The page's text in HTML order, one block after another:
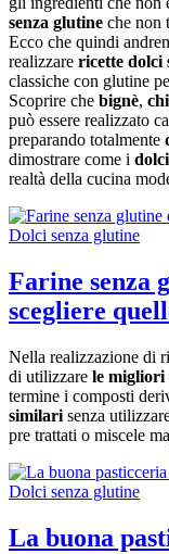
senza glutine che non
Ecco che quindi
realizzare ricette dolci
classiche con glutine
Scoprire che bignè,
può essere realizzato
preparando totalmente
dimostrare come i
realtà della cucina
Dolci senza glutine
Farine senza
scegliere
Nella realizzazione di
di utilizzare le migliori
termine i composti
similari senza
pre trattati o miscele
Dolci senza glutine
La buona